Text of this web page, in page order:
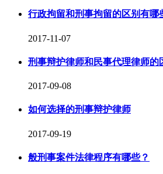
行政拘留和刑事拘留的区别有哪
2017-11-07
刑事辩护律师和民事代理律师的
2017-09-08
如何选择的刑事辩护律师
2017-09-19
般刑事案件法律程序有哪些？